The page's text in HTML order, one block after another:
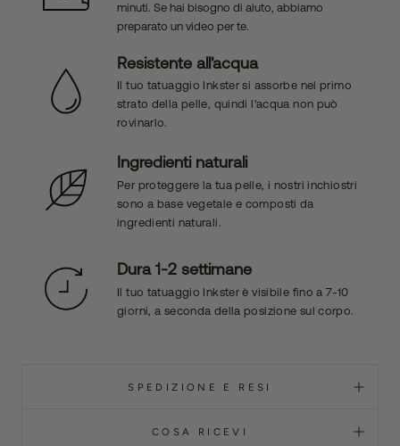
minuti. Se hai bisogno di aiuto, abbiamo
preparato un video per te.
Resistente all'acqua
Il tuo tatuaggio Inkster si assorbe nel primo
strato della pelle, quindi l'acqua non può
rovinarlo.
Ingredienti naturali
Per proteggere la tua pelle, i nostri inchiostri
sono a base vegetale e composti da
ingredienti naturali.
Dura 1-2 settimane
Il tuo tatuaggio Inkster è visibile fino a 7-10
giorni, a seconda della posizione sul corpo.
SPEDIZIONE E RESI
COSA RICEVI